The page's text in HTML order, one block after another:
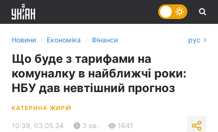
Новини › Економіка › Фінанси рус
Що буде з тарифами на
комуналку в найближчі роки:
НБУ дав невтішний прогноз
КАТЕРИНА ЖИРІЙ
10:39, 03.05.24 3 хв. 1641